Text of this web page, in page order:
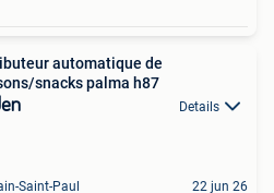
automatique de
snacks palma h87
Details
Saint-Paul 22 jun 26